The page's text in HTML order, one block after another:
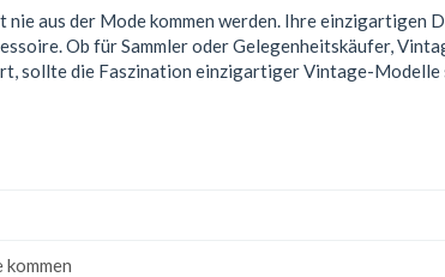
aus der Mode kommen werden. Ihre
Ob für Sammler oder Gelegenheitskäufer,
sollte die Faszination einzigartiger Vintage-